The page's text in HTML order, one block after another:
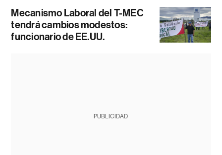
Mecanismo Laboral del T-MEC
tendrá cambios modestos:
funcionario de EE.UU.
PUBLICIDAD